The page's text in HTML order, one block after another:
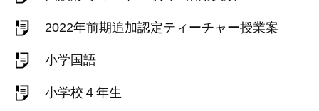
2022年前期追加認定ティーチャー授業案
小学国語
小学校４年生